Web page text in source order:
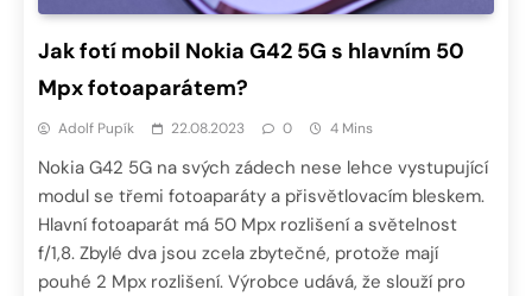
Jak fotí mobil Nokia G42 5G s hlavním 50
Mpx fotoaparátem?
Adolf Pupík 22.08.2023 0 4 Mins
Nokia G42 5G na svých zádech nese lehce vystupující
modul se třemi fotoaparáty a přisvětlovacím bleskem.
Hlavní fotoaparát má 50 Mpx rozlišení a světelnost
f/1,8. Zbylé dva jsou zcela zbytečné, protože mají
pouhé 2 Mpx rozlišení. Výrobce udává, že slouží pro